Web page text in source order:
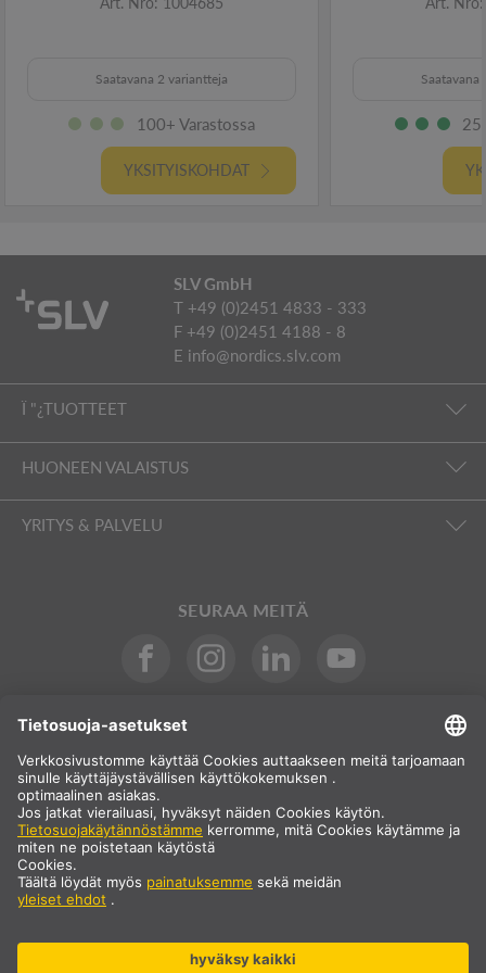
Saatavana 2 variantteja
100+ Varastossa
YKSITYISKOHDAT
Saatavana
SLV GmbH
T +49 (0)2451 4833 - 333
F +49 (0)2451 4188 - 8
E info@nordics.slv.com
Ï "¿TUOTTEET
HUONEEN VALAISTUS
YRITYS & PALVELU
SEURAA MEITÄ
FI
Suomi
Maavalinta
* Hinta ei sisällä arvonlisäveroa eikä toimituskuluja, jotka lisätään
oston yhteydessä.
** Ilmoitetut arvot ovat keskimääräisiä toimitusaikoja, ja ne
tuotteilla, kuten profiileilla ja kiskojärjestelmillä jne., voi olla
pidempi toimitusaika.